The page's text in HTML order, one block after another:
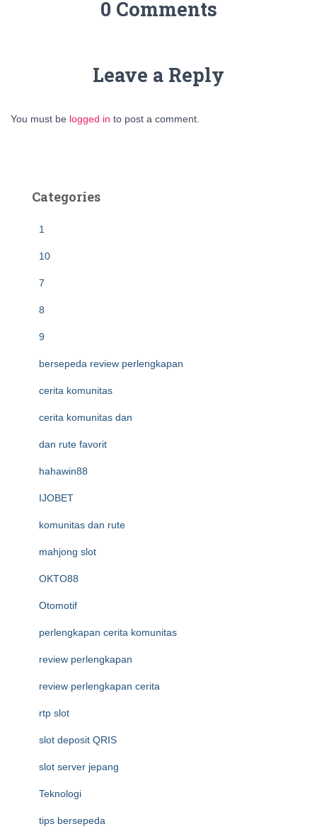
0 Comments
Leave a Reply
You must be logged in to post a comment.
Categories
1
10
7
8
9
bersepeda review perlengkapan
cerita komunitas
cerita komunitas dan
dan rute favorit
hahawin88
IJOBET
komunitas dan rute
mahjong slot
OKTO88
Otomotif
perlengkapan cerita komunitas
review perlengkapan
review perlengkapan cerita
rtp slot
slot deposit QRIS
slot server jepang
Teknologi
tips bersepeda